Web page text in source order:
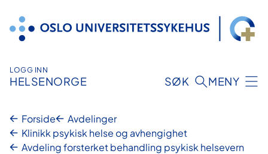
innhold
LOGG INN
HELSENORGE SØK MENY
Forside
Avdelinger
Klinikk psykisk helse og avhengighet
Avdeling forsterket behandling psykisk helsevern